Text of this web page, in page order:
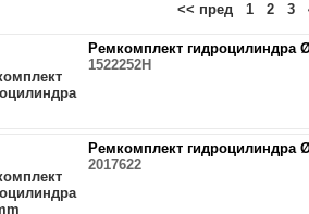
<< пред
1 2 3
Ремкомплект гидроцилиндра
1522252H
Ремкомплект гидроцилиндра
2017622